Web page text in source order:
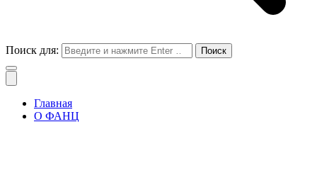
Поиск для:
Главная
О ФАНЦ